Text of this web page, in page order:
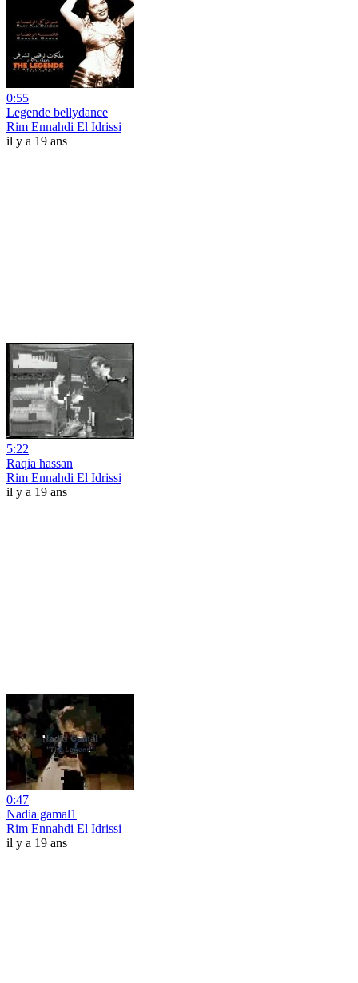
0:55
Legende bellydance
Rim Ennahdi El Idrissi
il y a 19 ans
5:22
Raqia hassan
Rim Ennahdi El Idrissi
il y a 19 ans
0:47
Nadia gamal1
Rim Ennahdi El Idrissi
il y a 19 ans